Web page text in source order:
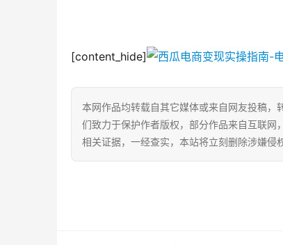
[content_hide]
本网作品均转载自其它媒体或来自网友投稿
们致力于保护作者版权，部分作品来自互联
相关证据，一经查实，本站将立刻删除涉嫌侵